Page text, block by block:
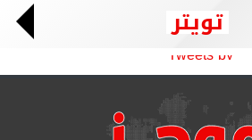
تويتر
Tweets by